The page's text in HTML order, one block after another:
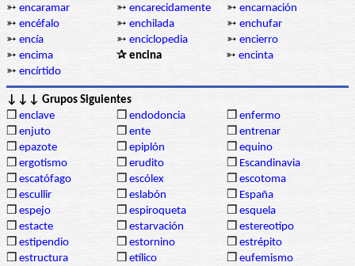
➳ encaramar ➳ encarecidamente ➳ encarnación
➳ encéfalo ➳ enchilada ➳ enchufar
➳ encía ➳ enciclopedia ➳ encierro
➳ encima ✰ encina ➳ encinta
➳ encírtido
↓↓↓ Grupos Siguientes
❒ enclave ❒ endodoncia ❒ enfermo
❒ enjuto ❒ ente ❒ entrenar
❒ epazote ❒ epiplón ❒ equino
❒ ergotismo ❒ erudito ❒ Escandinavia
❒ escatófago ❒ escólex ❒ escotoma
❒ escullir ❒ eslabón ❒ España
❒ espejo ❒ espiroqueta ❒ esquela
❒ estacte ❒ estarvación ❒ estereotipo
❒ estipendio ❒ estornino ❒ estrépito
❒ estructura ❒ etílico ❒ eufemismo